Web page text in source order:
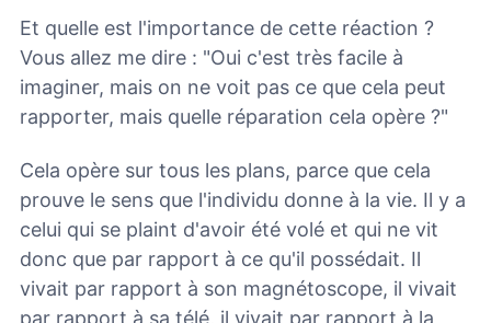
Et quelle est l'importance de cette réaction ?
Vous allez me dire : "Oui c'est très facile à
imaginer, mais on ne voit pas ce que cela peut
rapporter, mais quelle réparation cela opère ?"
Cela opère sur tous les plans, parce que cela
prouve le sens que l'individu donne à la vie. Il y a
celui qui se plaint d'avoir été volé et qui ne vit
donc que par rapport à ce qu'il possédait. Il
vivait par rapport à son magnétoscope, il vivait
par rapport à sa télé, il vivait par rapport à la